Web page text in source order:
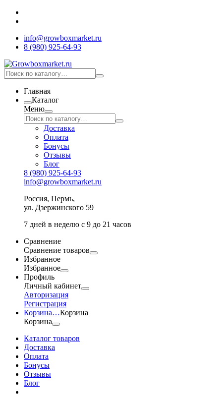
info@growboxmarket.ru
8 (980) 925-64-93
Главная
Каталог
Меню
Доставка
Оплата
Бонусы
Отзывы
Блог
8 (980) 925-64-93
info@growboxmarket.ru
Россия, Пермь,
ул. Дзержинского 59
7 дней в неделю с 9 до 21 часов
Сравнение
Сравнение товаров
Избранное
Избранное
Профиль
Личный кабинет
Авторизация
Регистрация
Корзина…Корзина
Корзина
Каталог товаров
Доставка
Оплата
Бонусы
Отзывы
Блог